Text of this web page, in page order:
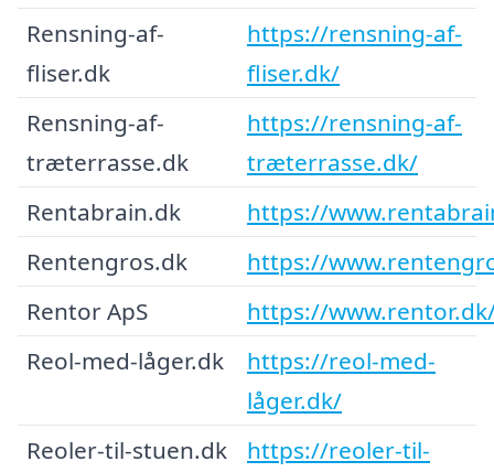
Rensning-af-
fliser.dk
https://rensning-af-
fliser.dk/
Rensning-af-
træterrasse.dk
https://rensning-af-
træterrasse.dk/
Rentabrain.dk
https://
Rentengros.dk
https://
Rentor ApS
https://
Reol-med-låger.dk
https://reol-med-
låger.dk/
Reoler-til-stuen.dk
https://reoler-til-